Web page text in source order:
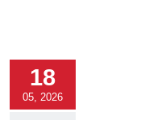
18
05, 2026